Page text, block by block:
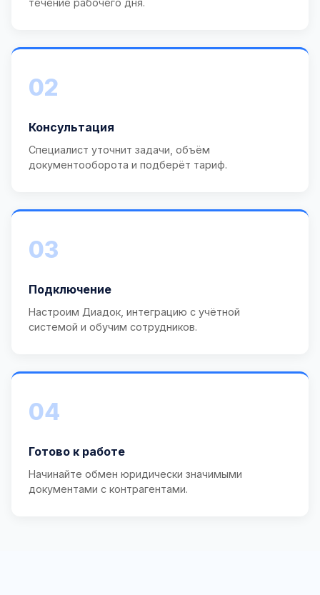
течение рабочего дня.
02
Консультация
Специалист уточнит задачи, объём
документооборота и подберёт тариф.
03
Подключение
Настроим Диадок, интеграцию с учётной
системой и обучим сотрудников.
04
Готово к работе
Начинайте обмен юридически значимыми
документами с контрагентами.